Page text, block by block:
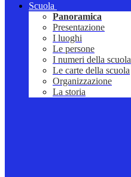
Scuola
Panoramica
Presentazione
I luoghi
Le persone
I numeri della scuola
Le carte della scuola
Organizzazione
La storia